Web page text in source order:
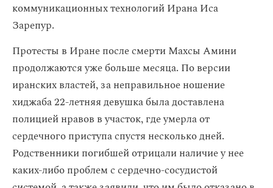
коммуникационных технологий Ирана Иса
Зарепур.
Протесты в Иране после смерти Махсы Амини
продолжаются уже больше месяца. По версии
иранских властей, за неправильное ношение
хиджаба 22-летняя девушка была доставлена
полицией нравов в участок, где умерла от
сердечного приступа спустя несколько дней.
Родственники погибшей отрицали наличие у нее
каких-либо проблем с сердечно-сосудистой